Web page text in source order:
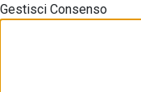
Gestisci Consenso